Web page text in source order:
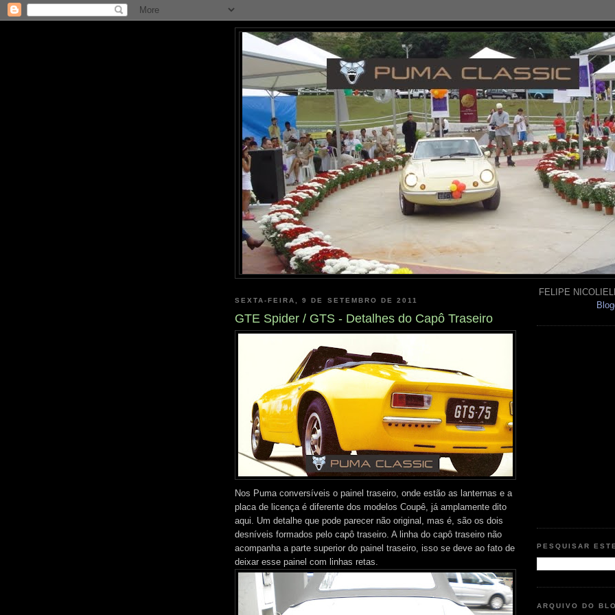
SEXTA-FEIRA, 9 DE SETEMBRO DE 2011
GTE Spider / GTS - Detalhes do Capô Traseiro
Nos Puma conversíveis o painel traseiro, onde estão as lanternas e a
placa de licença é diferente dos modelos Coupê, já amplamente dito
aqui. Um detalhe que pode parecer não original, mas é, são os dois
desníveis formados pelo capô traseiro. A linha do capô traseiro não
acompanha a parte superior do painel traseiro, isso se deve ao fato de
deixar esse painel com linhas retas.
FELIPE
PESQUISAR
ARQUIVO DO